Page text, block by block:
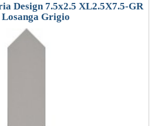
Design 7.5x2.5 XL2.5X7.5-GR
Losanga Grigio